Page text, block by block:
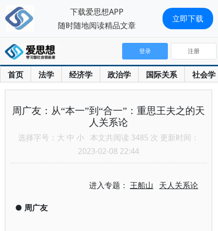
首页 法学 经济学 政治学 国际关系 社会学
登录 注册
周广友：从“本一”到“合一”：重思王夫之的天
人关系论
选择字号： 大 中 小 本文共阅读 3485 次 更新时间：
2023-02-08 22:44
进入专题：王船山 天人关系论
● 周广友
下载爱思想APP
随时随地阅读精品文章
立即下载